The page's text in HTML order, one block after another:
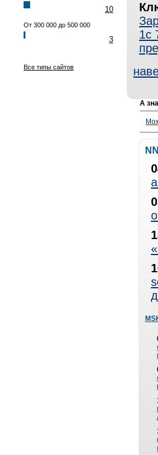
10
От 300 000 до 500 000
3
Все типы сайтов
1с
А